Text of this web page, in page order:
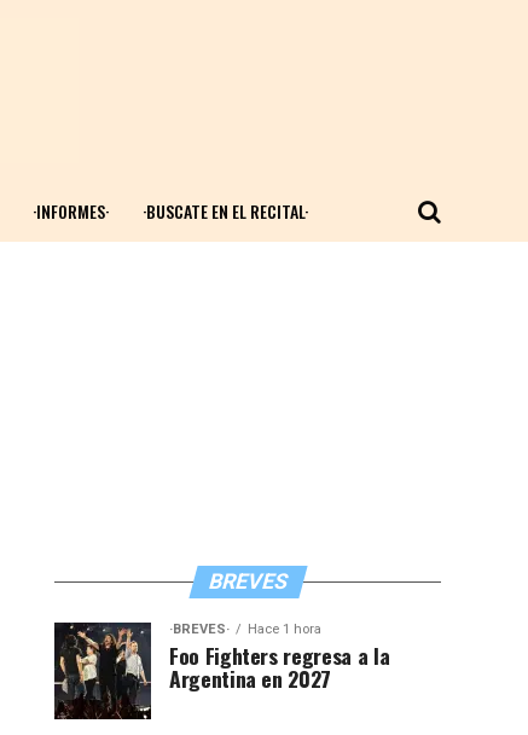
·INFORMES· ·BUSCATE EN EL RECITAL·
BREVES
·BREVES· Hace 1 hora
Foo Fighters regresa a la
Argentina en 2027